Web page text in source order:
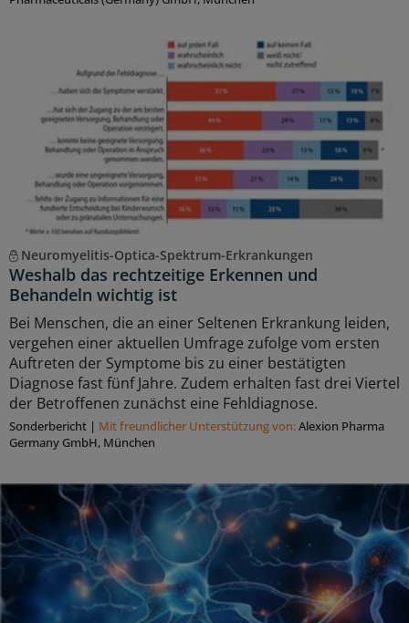
Neuromyelitis-Optica-Spektrum-Erkrankungen
Weshalb das rechtzeitige Erkennen und
Behandeln wichtig ist
Bei Menschen, die an einer Seltenen Erkrankung leiden,
vergehen einer aktuellen Umfrage zufolge vom ersten
Auftreten der Symptome bis zu einer bestätigten
Diagnose fast fünf Jahre. Zudem erhalten fast drei Viertel
der Betroffenen zunächst eine Fehldiagnose.
Sonderbericht | Mit freundlicher Unterstützung von:Alexion Pharma
Germany GmbH, München